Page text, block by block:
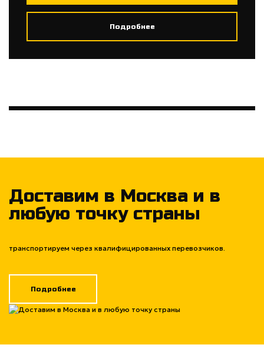
Подробнее
Доставим в Москва и в
любую точку страны
транспортируем через квалифицированных перевозчиков.
Подробнее